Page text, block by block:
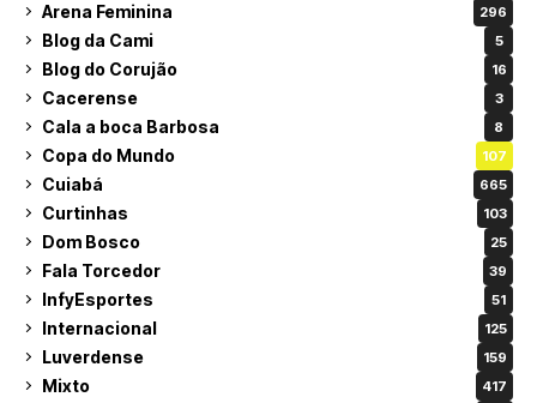
Arena Feminina 296
Blog da Cami 5
Blog do Corujão 16
Cacerense 3
Cala a boca Barbosa 8
Copa do Mundo 107
Cuiabá 665
Curtinhas 103
Dom Bosco 25
Fala Torcedor 39
InfyEsportes 51
Internacional 125
Luverdense 159
Mixto 417